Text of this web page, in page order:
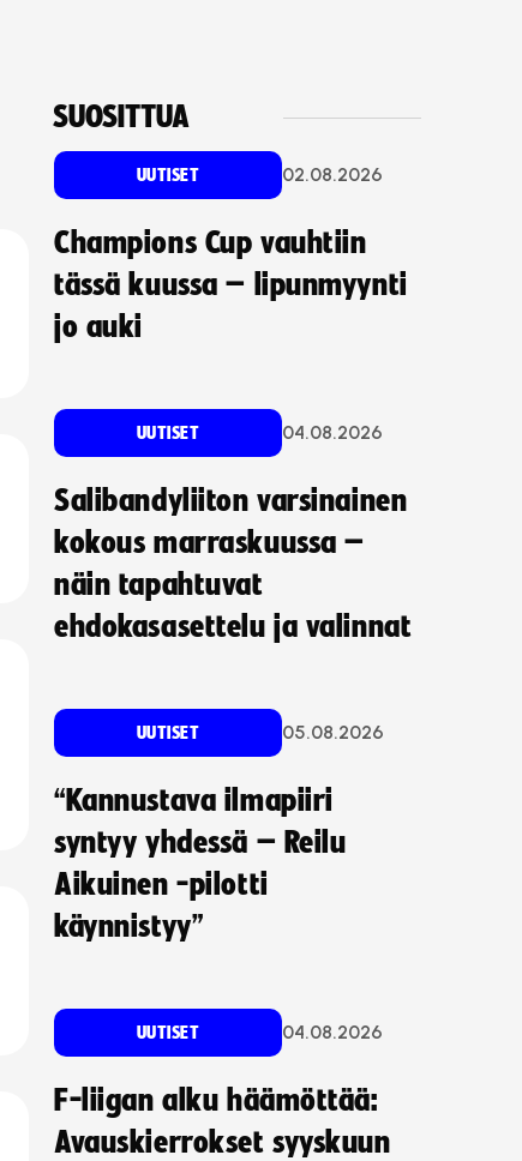
SUOSITTUA
UUTISET 02.08.2026
Champions Cup vauhtiin
tässä kuussa – lipunmyynti
jo auki
UUTISET 04.08.2026
Salibandyliiton varsinainen
kokous marraskuussa –
näin tapahtuvat
ehdokasasettelu ja valinnat
UUTISET 05.08.2026
“Kannustava ilmapiiri
syntyy yhdessä – Reilu
Aikuinen -pilotti
käynnistyy”
UUTISET 04.08.2026
F-liigan alku häämöttää:
Avauskierrokset syyskuun